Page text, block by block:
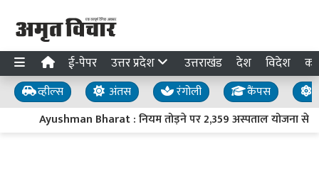
ई-पेपर उत्तर प्रदेश उत्तराखंड देश विदेश
व्हील्स अंतस रंगोली कैंपस
Ayushman Bharat : नियम तोड़ने पर 2,359 अस्पताल योजना से